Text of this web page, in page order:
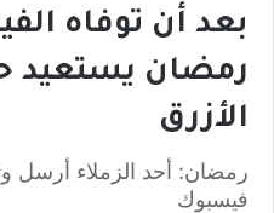
بعد أن توفاه
رمضان يستعيد
الأزرق
رمضان: أحد الزملاء أرسل
فيسبوك